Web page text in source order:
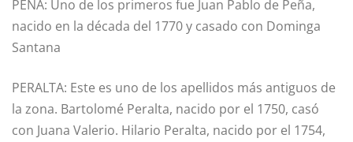
PEÑA: Uno de los primeros fue Juan Pablo de Peña,
nacido en la década del 1770 y casado con Dominga
Santana
PERALTA: Este es uno de los apellidos más antiguos de
la zona. Bartolomé Peralta, nacido por el 1750, casó
con Juana Valerio. Hilario Peralta, nacido por el 1754,